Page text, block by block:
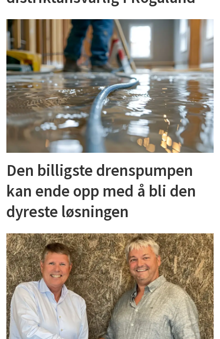
Den billigste drenspumpen
kan ende opp med å bli den
dyreste løsningen